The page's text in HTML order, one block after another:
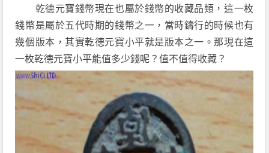
乾德元寶錢幣現在也屬於錢幣的收藏品類，這一枚
錢幣是屬於五代時期的錢幣之一，當時鑄行的時候也有
幾個版本，其實乾德元寶小平就是版本之一。那現在這
一枚乾德元寶小平能值多少錢呢？值不值得收藏？